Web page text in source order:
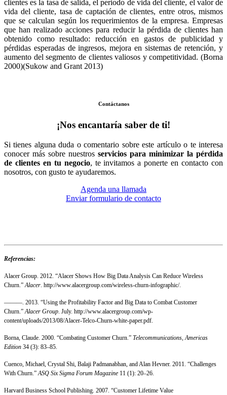
clientes es la tasa de salida, el periodo de vida del cliente, el valor de
vida del cliente, tasa de captación de clientes, entre otros, mismos
que se calculan según los requerimientos de la empresa. Empresas
que han realizado acciones para reducir la pérdida de clientes han
obtenido como resultado: reducción en gastos de publicidad y
pérdidas esperadas de ingresos, mejora en sistemas de retención, y
aumento del segmento de clientes valiosos y competitividad. (Borna
2000)(Sukow and Grant 2013)
Contáctanos
¡Nos encantaría saber de ti!
Si tienes alguna duda o comentario sobre este artículo o te interesa
conocer más sobre nuestros servicios para minimizar la pérdida
de clientes en tu negocio, te invitamos a ponerte en contacto con
nosotros, con gusto te ayudaremos.
Agenda una llamada
Enviar formulario de contacto
Referencias:
Alacer Group. 2012. “Alacer Shows How Big Data Analysis Can Reduce Wireless
Churn.”Alacer. http://www.alacergroup.com/wireless-churn-infographic/.
———. 2013. “Using the Profitability Factor and Big Data to Combat Customer
Churn.”Alacer Group. July. http://www.alacergroup.com/wp-
content/uploads/2013/08/Alacer-Telco-Churn-white-paper.pdf.
Borna, Claude. 2000. “Combating Customer Churn.” Telecommunications, Americas
Edition 34 (3): 83–85.
Cuenco, Michael, Crystal Shi, Balaji Padmanabhan, and Alan Hevner. 2011. “Challenges
With Churn.”ASQ Six Sigma Forum Magazine 11 (1): 20–26.
Harvard Business School Publishing. 2007. “Customer Lifetime Value